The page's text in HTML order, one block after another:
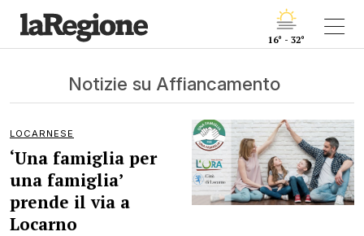
16° - 32°
Notizie su Affiancamento
LOCARNESE
‘Una famiglia per
una famiglia’
prende il via a
Locarno